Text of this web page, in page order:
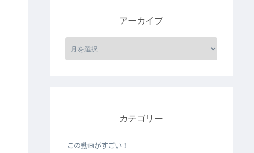
アーカイブ
カテゴリー
この動画がすごい！